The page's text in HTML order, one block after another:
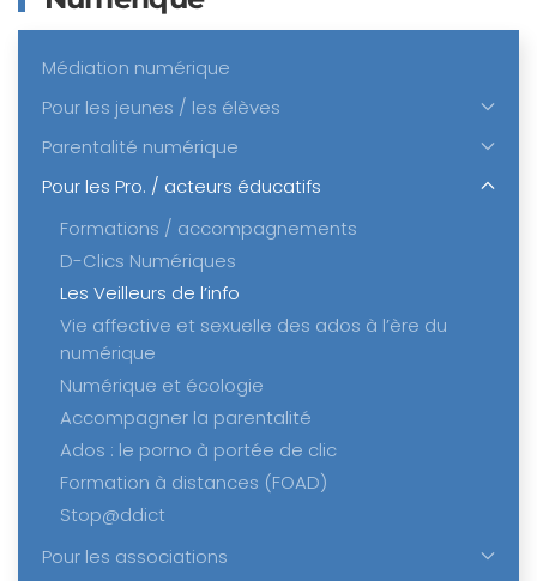
Médiation numérique
Pour les jeunes / les élèves
Parentalité numérique
Pour les Pro. / acteurs éducatifs
Formations / accompagnements
D-Clics Numériques
Les Veilleurs de l’info
Vie affective et sexuelle des ados à l’ère du
numérique
Numérique et écologie
Accompagner la parentalité
Ados : le porno à portée de clic
Formation à distances (FOAD)
Stop@ddict
Pour les associations